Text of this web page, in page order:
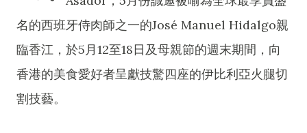
名的西班牙侍肉師之一的José Manuel Hidalgo親
臨香江，於5月12至18日及母親節的週末期間，向
香港的美食愛好者呈獻技驚四座的伊比利亞火腿切
割技藝。